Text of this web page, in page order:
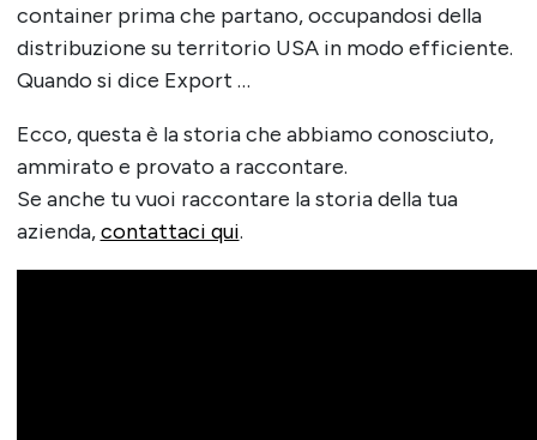
container prima che partano, occupandosi della
distribuzione su territorio USA in modo efficiente.
Quando si dice Export …
Ecco, questa è la storia che abbiamo conosciuto,
ammirato e provato a raccontare.
Se anche tu vuoi raccontare la storia della tua
azienda,contattaci qui.